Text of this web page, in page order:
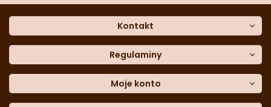
Kontakt
Dane kontaktowe
Często zadawane pytania
Sklep stacjonarny
Formularz kontaktowy
Regulaminy
Polityka prywatności
Polityka cookies
Moje konto